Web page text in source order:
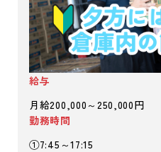
給与
月給200,000～250,000円
勤務時間
①7:45～17:15